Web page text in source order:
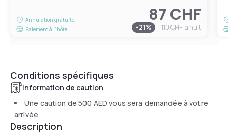
Annulation gratuite
Paiement à l'hôtel
87 CHF
-21% 110 CHFla nuit
Conditions spécifiques
Information de caution
Une caution de500 AED vous sera demandée à votre
arrivée
Description